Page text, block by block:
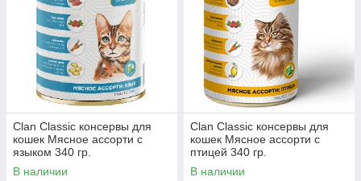
Clan Classic консервы для
кошек Мясное ассорти с
языком 340 гр.
В наличии
Clan Classic консервы для
кошек Мясное ассорти с
птицей 340 гр.
В наличии